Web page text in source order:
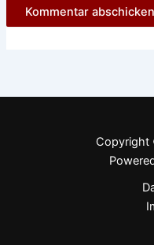
Copyright